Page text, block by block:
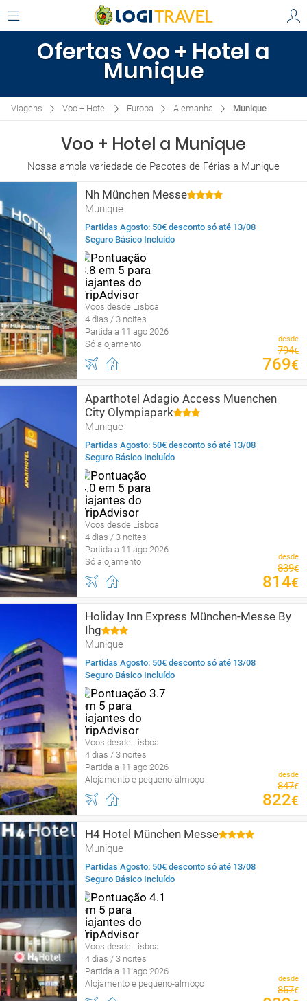
Ofertas Voo + Hotel a
Munique
Viagens Voo + Hotel Europa Alemanha Munique
Voo + Hotel a Munique
Nossa ampla variedade de Pacotes de Férias a Munique
Nh München Messe
Munique
Partidas Agosto: 50€ desconto só até 13/08
Seguro Básico Incluído
Voos desde Lisboa
4 dias / 3 noites
Partida a 11 ago 2026
Só alojamento
desde
794€
769€
Aparthotel Adagio Access Muenchen
City Olympiapark
Munique
Partidas Agosto: 50€ desconto só até 13/08
Seguro Básico Incluído
Voos desde Lisboa
4 dias / 3 noites
Partida a 11 ago 2026
Só alojamento
desde
839€
814€
Holiday Inn Express München-Messe By
Ihg
Munique
Partidas Agosto: 50€ desconto só até 13/08
Seguro Básico Incluído
Voos desde Lisboa
4 dias / 3 noites
Partida a 11 ago 2026
Alojamento e pequeno-almoço
desde
847€
822€
H4 Hotel München Messe
Munique
Partidas Agosto: 50€ desconto só até 13/08
Seguro Básico Incluído
Voos desde Lisboa
4 dias / 3 noites
Partida a 11 ago 2026
Alojamento e pequeno-almoço
desde
857€